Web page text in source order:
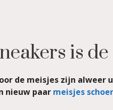
is
de meisjes zijn alweer
nieuw paar meisjes